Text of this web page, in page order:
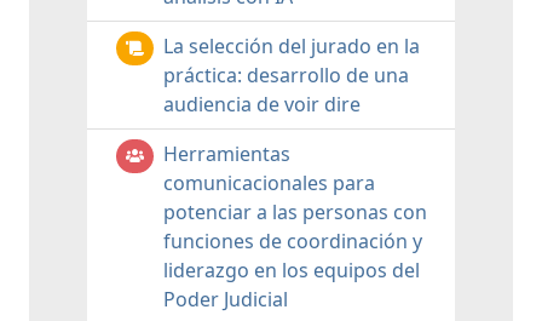
La selección del jurado en la
práctica: desarrollo de una
audiencia de voir dire
Herramientas
comunicacionales para
potenciar a las personas con
funciones de coordinación y
liderazgo en los equipos del
Poder Judicial